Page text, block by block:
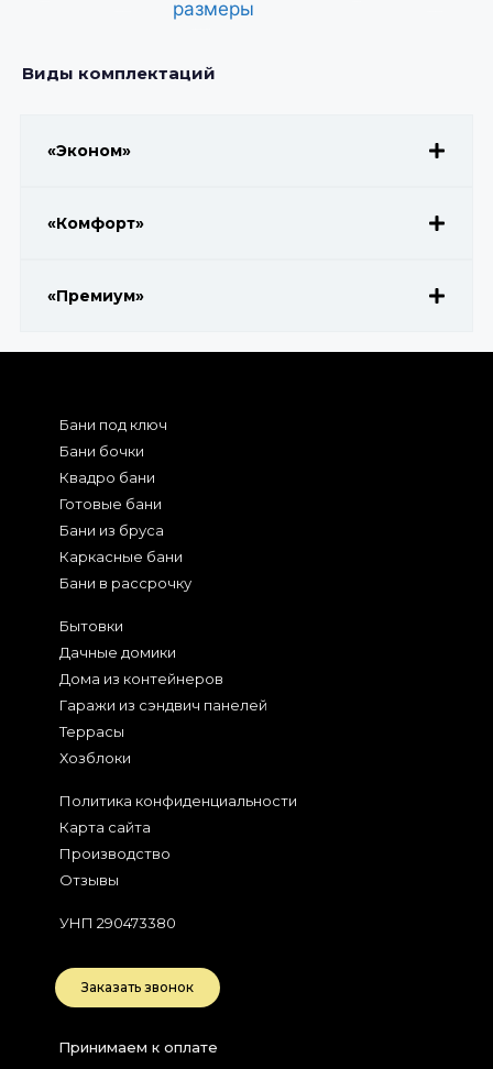
Виды комплектаций
«Эконом»
«Комфорт»
«Премиум»
Бани под ключ
Бани бочки
Квадро бани
Готовые бани
Бани из бруса
Каркасные бани
Бани в рассрочку
Бытовки
Дачные домики
Дома из контейнеров
Гаражи из сэндвич панелей
Террасы
Хозблоки
Политика конфиденциальности
Карта сайта
Производство
Отзывы
УНП 290473380
Заказать звонок
Принимаем к оплате